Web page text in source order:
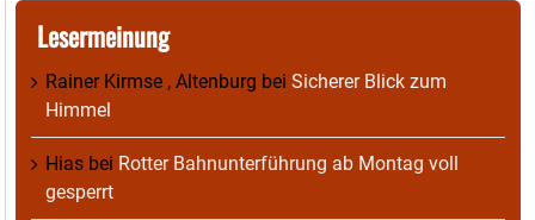
Lesermeinung
Rainer Kirmse , Altenburg bei Sicherer Blick zum
Himmel
Hias bei Rotter Bahnunterführung ab Montag voll
gesperrt